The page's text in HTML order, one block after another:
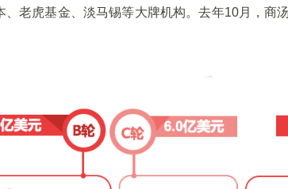
老虎基金、淡马锡等大牌机构。去年10月，商